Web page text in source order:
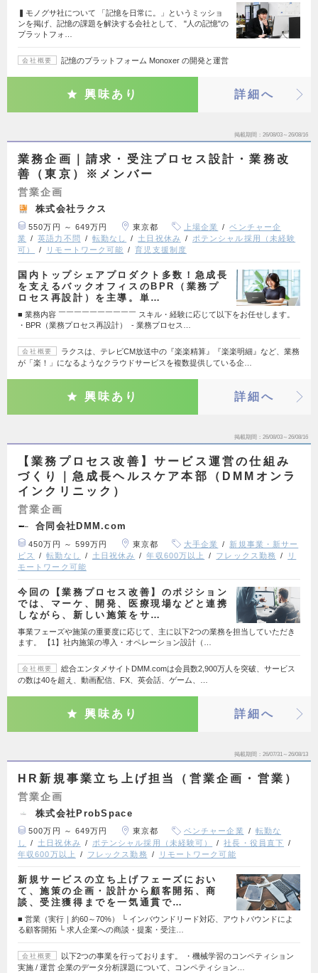
▍モノグサ社について 「記憶を日常に。」というミッショ
ンを掲げ、記憶の課題を解決する会社として、 "人の記憶"の
プラットフォ…
会社概要 記憶のプラットフォーム Monoxer の開発と運営
興味あり 詳細へ
掲載期間 26/08/03～26/08/16
業務企画｜請求・受注プロセス設計・業務改
善（東京）※メンバー
営業企画
株式会社ラクス
550万円 ～ 649万円 東京都 上場企業
ベンチャー企
業
英語力不問 転勤なし 土日祝休み
ポテンシャル採用（未経験
可）
リモートワーク可能 育児支援制度
国内トップシェアプロダクト多数！急成長
を支えるバックオフィスのBPR（業務プ
ロセス再設計）を主導。単…
■ 業務内容 ￣￣￣￣￣￣￣￣￣￣ スキル・経験に応じて以下をお任せします。
・BPR（業務プロセス再設計） - 業務プロセス…
会社概要
ラクスは、テレビCM放送中の『楽楽精算』『楽楽明細』など、業務
が「楽！」になるようなクラウドサービスを複数提供している企…
興味あり 詳細へ
掲載期間 26/08/03～26/08/16
【業務プロセス改善】サービス運営の仕組み
づくり｜急成長ヘルスケア本部（DMMオンラ
インクリニック）
営業企画
合同会社DMM.com
450万円 ～ 599万円 東京都 大手企業
新規事業・新サー
ビス
転勤なし 土日祝休み 年収600万以上 フレックス勤務
リ
モートワーク可能
今回の【業務プロセス改善】のポジション
では、マーケ、開発、医療現場などと連携
しながら、新しい施策をサ…
事業フェーズや施策の重要度に応じて、主に以下2つの業務を担当していただき
ます。 【1】社内施策の導入・オペレーション設計（…
会社概要
総合エンタメサイトDMM.comは会員数2,900万人を突破、サービス
の数は40を超え、動画配信、FX、英会話、ゲーム、…
興味あり 詳細へ
掲載期間 26/07/31～26/08/13
HR新規事業立ち上げ担当（営業企画・営業）
営業企画
株式会社ProbSpace
500万円 ～ 649万円 東京都 ベンチャー企業
転勤な
し
土日祝休み ポテンシャル採用（未経験可）
社長・役員直下
年収600万以上
フレックス勤務 リモートワーク可能
新規サービスの立ち上げフェーズにおい
て、施策の企画・設計から顧客開拓、商
談、受注獲得までを一気通貫で…
■ 営業（実行｜約60～70%） └ インバウンドリード対応、アウトバウンドによ
る顧客開拓 └ 求人企業への商談・提案・受注…
会社概要
以下2つの事業を行っております。 ・機械学習のコンペティション
実施 / 運営 企業のデータ分析課題について、コンペティション…